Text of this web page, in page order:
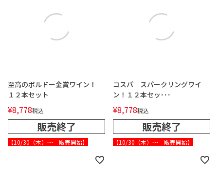
至高のボルドー金賞ワイン！
１２本セット
¥8,778税込
販売終了
【10/30（木）～ 販売開始】
コスパ スパークリングワイ
ン！１２本セッ･･･
¥8,778税込
販売終了
【10/30（木）～ 販売開始】